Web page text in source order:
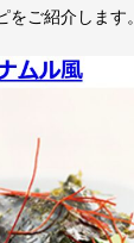
ご紹介します。